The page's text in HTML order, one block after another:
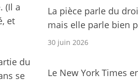
(Il a
et
du
se
La pièce parle du
mais elle parle bien
30 juin 2026
Le New York Times